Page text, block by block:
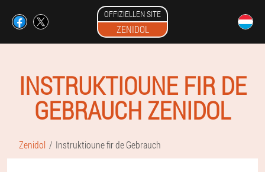
OFFIZIELLEN SITE
ZENIDOL
INSTRUKTIOUNE FIR DE
GEBRAUCH ZENIDOL
Zenidol Instruktioune fir de Gebrauch